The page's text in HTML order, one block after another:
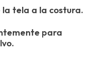
la tela a la costura.
para